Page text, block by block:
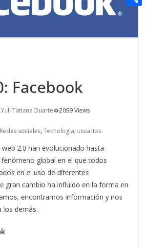
Facebook
Yuli Tatiana Duarte
2099 Views
Redes sociales, Tecnologia, usuarios
2.0 han evolucionado hasta
global en el que todos
en el uso de diferentes
gran cambio ha influido en la forma en
encontramos información y nos
los demás.
n
r
a
ld